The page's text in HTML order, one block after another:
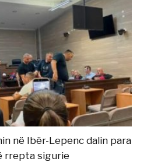
në Ibër-Lepenc dalin para
rrepta sigurie